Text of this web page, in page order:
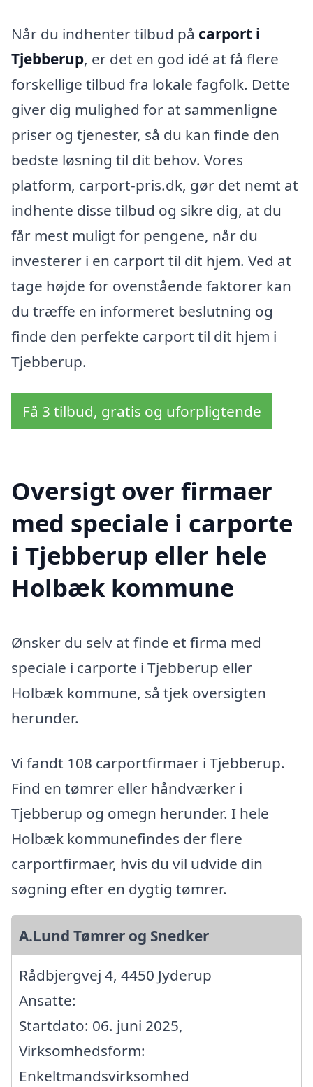
Når du indhenter tilbud på carport i
Tjebberup, er det en god idé at få flere
forskellige tilbud fra lokale fagfolk. Dette
giver dig mulighed for at sammenligne
priser og tjenester, så du kan finde den
bedste løsning til dit behov. Vores
platform, carport-pris.dk, gør det nemt at
indhente disse tilbud og sikre dig, at du
får mest muligt for pengene, når du
investerer i en carport til dit hjem. Ved at
tage højde for ovenstående faktorer kan
du træffe en informeret beslutning og
finde den perfekte carport til dit hjem i
Tjebberup.
Få 3 tilbud, gratis og uforpligtende
Oversigt over firmaer
med speciale i carporte
i Tjebberup eller hele
Holbæk kommune
Ønsker du selv at finde et firma med
speciale i carporte i Tjebberup eller
Holbæk kommune, så tjek oversigten
herunder.
Vi fandt 108 carportfirmaer i Tjebberup.
Find en tømrer eller håndværker i
Tjebberup og omegn herunder. I hele
Holbæk kommunefindes der flere
carportfirmaer, hvis du vil udvide din
søgning efter en dygtig tømrer.
A.Lund Tømrer og Snedker
Rådbjergvej 4, 4450 Jyderup
Ansatte:
Startdato: 06. juni 2025,
Virksomhedsform:
Enkeltmandsvirksomhed